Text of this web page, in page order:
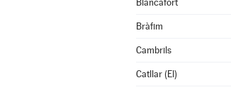
Blancafort
Bràfim
Cambrils
Catllar (El)